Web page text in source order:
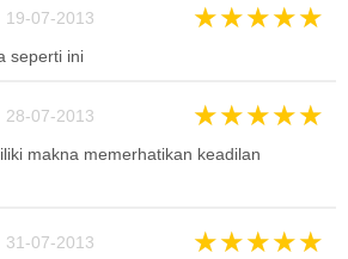
07-2013 ★★★★★
seperti ini
07-2013 ★★★★★
makna memerhatikan keadilan
07-2013 ★★★★★